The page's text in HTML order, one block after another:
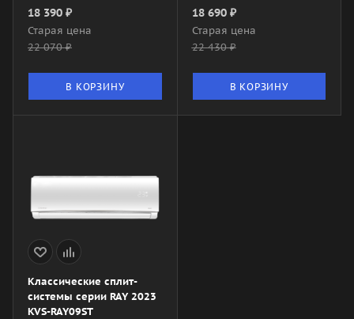
18 390 ₽
Старая цена
22 070₽
В КОРЗИНУ
18 690₽
Старая цена
22 430₽
В КОРЗИНУ
Классические сплит-
системы серии RAY 2023
KVS-RAY09ST